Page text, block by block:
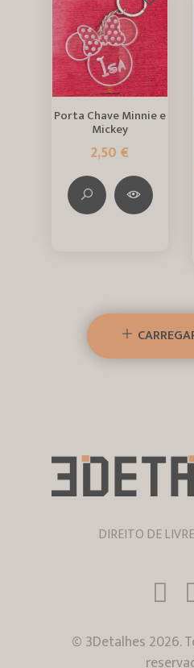
Porta Chave Minnie e
Mickey
2,50 €
DIREITO DE
© 3Detalhes 2026.